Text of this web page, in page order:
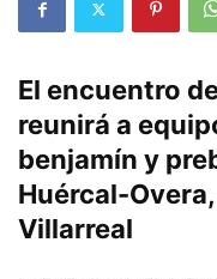
El encuentro
reunirá a
benjamín y
Huércal-
Villarreal